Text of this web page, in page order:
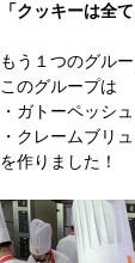
「クッキーは全
もう１つのグル
このグループは
・ガトーペッシュ
・クレームブリ
を作りました！